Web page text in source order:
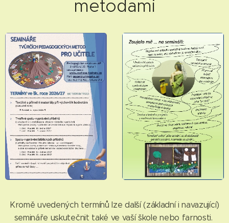
metodami
Kromě uvedených termínů lze další (základní i navazující)
semináře uskutečnit také ve vaší škole nebo farnosti.